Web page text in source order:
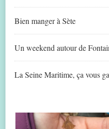
Bien manger à Sète
Un weekend autour de
La Seine Maritime, ça vous